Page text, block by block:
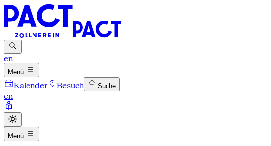
en
Menü
Kalender Besuch Suche
en
Menü